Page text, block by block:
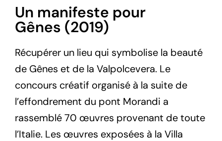
Un manifeste pour
Gênes (2019)
Récupérer un lieu qui symbolise la beauté
de Gênes et de la Valpolcevera. Le
concours créatif organisé à la suite de
l’effondrement du pont Morandi a
rassemblé 70 œuvres provenant de toute
l’Italie. Les œuvres exposées à la Villa